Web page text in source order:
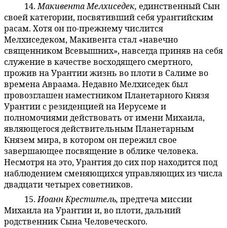
14.Макивента Мелхиседек, единственный Сын
своей категории, посвятивший себя урантийским
расам. Хотя он по-прежнему числится
Мелхиседеком, Макивента стал «навечно
священником Всевышних», навсегда приняв на себя
служение в качестве восходящего смертного,
прожив на Урантии жизнь во плоти в Салиме во
времена Авраама. Недавно Мелхиседек был
провозглашен наместником Планетарного Князя
Урантии с резиденцией на Иерусеме и
полномочиями действовать от имени Михаила,
являющегося действительным Планетарным
Князем мира, в котором он пережил свое
завершающее посвящение в облике человека.
Несмотря на это, Урантия до сих пор находится под
наблюдением сменяющихся управляющих из числа
двадцати четырех советников.
15.Иоанн Креститель, предтеча миссии
Михаила на Урантии и, во плоти, дальний
родственник Сына Человеческого.